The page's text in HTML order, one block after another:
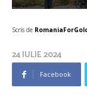
Scris de
24 IULIE 2024
Facebook